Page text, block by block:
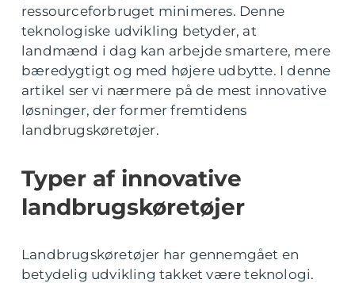
ressourceforbruget minimeres. Denne
teknologiske udvikling betyder, at
landmænd i dag kan arbejde smartere, mere
bæredygtigt og med højere udbytte. I denne
artikel ser vi nærmere på de mest innovative
løsninger, der former fremtidens
landbrugskøretøjer.
Typer af innovative
landbrugskøretøjer
Landbrugskøretøjer har gennemgået en
betydelig udvikling takket være teknologi.